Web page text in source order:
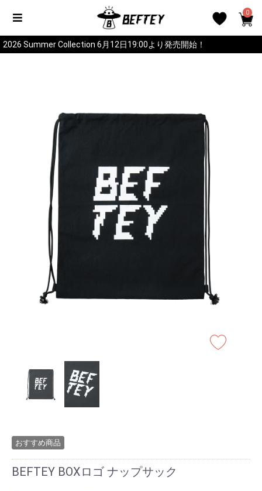
0
2026 Summer Collection 6月12日19:00より発売開始！
おすすめ商品
BEFTEY BOXロゴ ナップサック